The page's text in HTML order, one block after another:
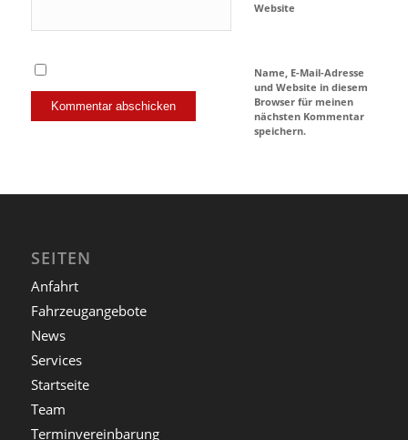
Website
Name, E-Mail-Adresse
und Website in diesem
Browser für meinen
nächsten Kommentar
speichern.
SEITEN
Anfahrt
Fahrzeugangebote
News
Services
Startseite
Team
Terminvereinbarung